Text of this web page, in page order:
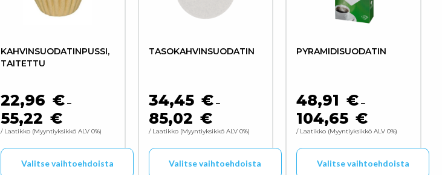
KAHVINSUODATINPUSSI,
TAITETTU
22,96 € –
55,22 €HINTALUOKKA: 22,96 € - 55,22 €
/ Laatikko Myyntiyksikkö ALV 0%
Valitse vaihtoehdoista
TASOKAHVINSUODATIN
34,45 € –
85,02 €HINTALUOKKA: 34,45 € - 85,02 €
/ Laatikko Myyntiyksikkö ALV 0%
Valitse vaihtoehdoista
PYRAMIDISUODATIN
48,91 € –
104,65 €HINTALUOKKA:
/ Laatikko Myyntiyksikkö ALV 0%
Valitse vaihtoehdoista